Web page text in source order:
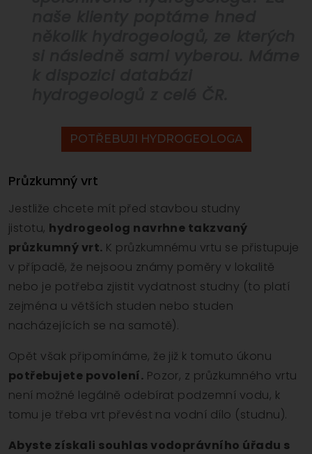
POTŘEBUJI HYDROGEOLOGA
Průzkumný vrt
Jestliže chcete mít před stavbou studny
jistotu, hydrogeolog navrhne takzvaný
průzkumný vrt. K průzkumnému vrtu se přistupuje
v případě, že nejsoou známy poměry v lokalitě
nebo je potřeba zjistit vydatnost studny (to platí
zejména u větších studen nebo studen
nacházejících se na samotě).
Opět však připomínáme, že již k tomuto úkonu
potřebujete povolení. Pozor, z průzkumného vrtu
není možné legálně odebírat podzemní vodu, k
tomu je třeba vrt převést na vodní dílo (studnu).
Abyste získali souhlas vodoprávního úřadu s